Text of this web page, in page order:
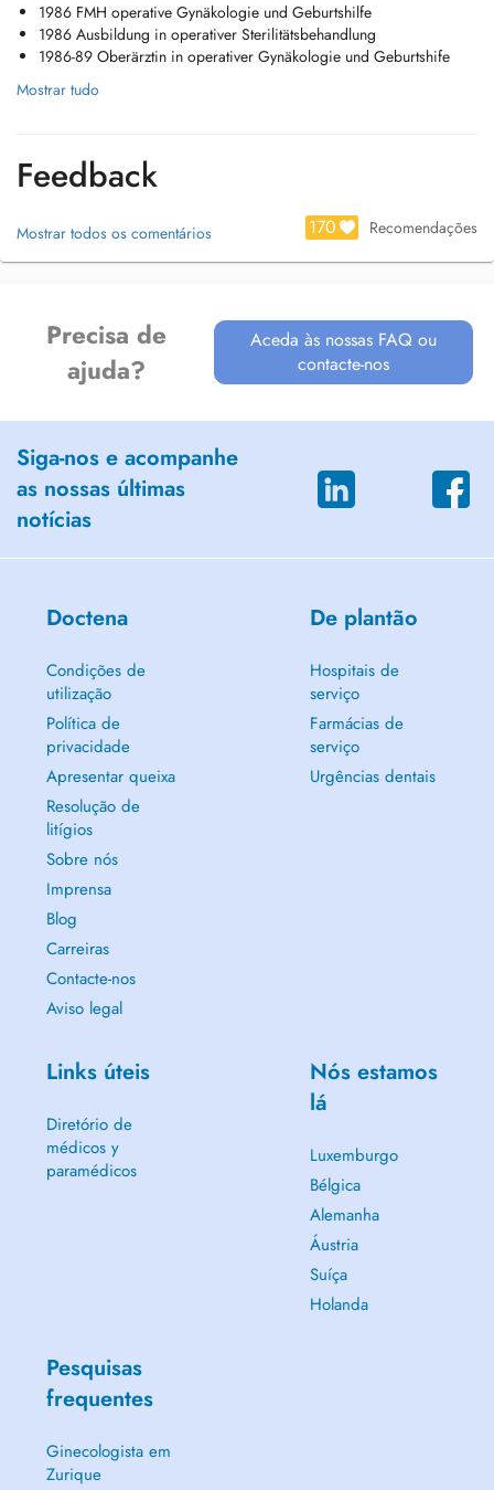
Für ambulante und stationäre Operationen bin ich Belegärztin an
folgenden Kliniken:
- OVA-IVF clinic
1986 FMH operative Gynäkologie und Geburtshilfe
1986 Ausbildung in operativer Sterilitätsbehandlung
1986-89 Oberärztin in operativer Gynäkologie und Geburtshife
Mostrar tudo
Feedback
Mostrar todos os comentários 170 Recomendações
Precisa de
ajuda?
Aceda às nossas FAQ ou
contacte-nos
Siga-nos e acompanhe
as nossas últimas
notícias
Doctena
Condições de
utilização
Política de
privacidade
Apresentar queixa
Resolução de
litígios
Sobre nós
Imprensa
Blog
Carreiras
Contacte-nos
Aviso legal
De plantão
Hospitais de
serviço
Farmácias de
serviço
Urgências dentais
Links úteis
Diretório de
médicos y
paramédicos
Nós estamos
lá
Luxemburgo
Bélgica
Alemanha
Áustria
Suíça
Holanda
Pesquisas
frequentes
Ginecologista em
Zurique